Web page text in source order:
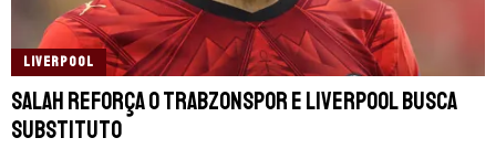
LIVERPOOL
Salah reforça o Trabzonspor e Liverpool busca
substituto